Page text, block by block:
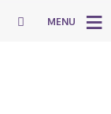
MENU